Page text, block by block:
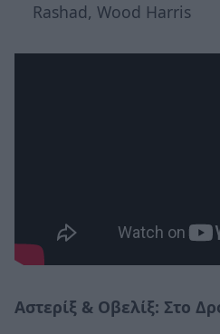
Rashad, Wood Harris
Αστερίξ & Οβελίξ: Στο